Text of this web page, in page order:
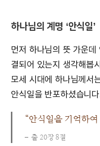
하나님의 계명 ‘안식일’
먼저 하나님의 뜻 가운데
결되어 있는지 생각해봅
모세 시대에 하나님께서
안식일을 반포하셨습니
“안식일을 기억하
출 20장 8절